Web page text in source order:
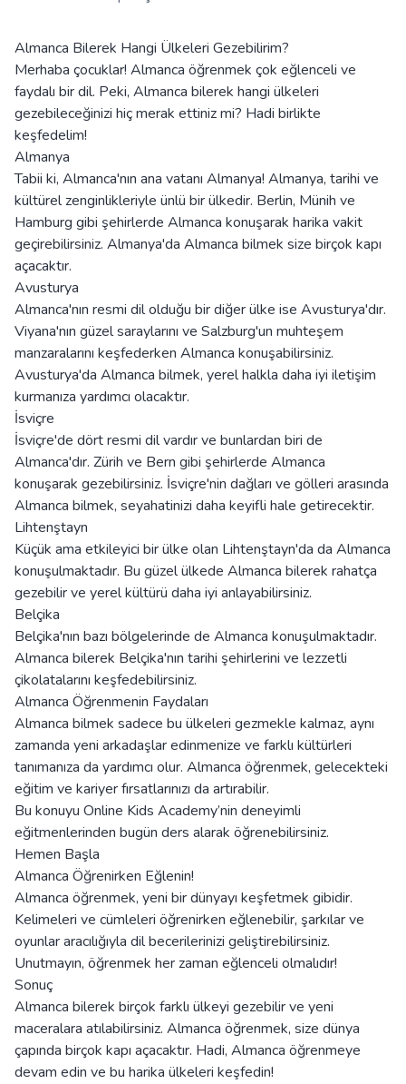
Almanca Bilerek Hangi Ülkeleri Gezebilirim?
Merhaba çocuklar! Almanca öğrenmek çok eğlenceli ve
faydalı bir dil. Peki, Almanca bilerek hangi ülkeleri
gezebileceğinizi hiç merak ettiniz mi? Hadi birlikte
keşfedelim!
Almanya
Tabii ki, Almanca'nın ana vatanı Almanya! Almanya, tarihi ve
kültürel zenginlikleriyle ünlü bir ülkedir. Berlin, Münih ve
Hamburg gibi şehirlerde Almanca konuşarak harika vakit
geçirebilirsiniz. Almanya'da Almanca bilmek size birçok kapı
açacaktır.
Avusturya
Almanca'nın resmi dil olduğu bir diğer ülke ise Avusturya'dır.
Viyana'nın güzel saraylarını ve Salzburg'un muhteşem
manzaralarını keşfederken Almanca konuşabilirsiniz.
Avusturya'da Almanca bilmek, yerel halkla daha iyi iletişim
kurmanıza yardımcı olacaktır.
İsviçre
İsviçre'de dört resmi dil vardır ve bunlardan biri de
Almanca'dır. Zürih ve Bern gibi şehirlerde Almanca
konuşarak gezebilirsiniz. İsviçre'nin dağları ve gölleri arasında
Almanca bilmek, seyahatinizi daha keyifli hale getirecektir.
Lihtenştayn
Küçük ama etkileyici bir ülke olan Lihtenştayn'da da Almanca
konuşulmaktadır. Bu güzel ülkede Almanca bilerek rahatça
gezebilir ve yerel kültürü daha iyi anlayabilirsiniz.
Belçika
Belçika'nın bazı bölgelerinde de Almanca konuşulmaktadır.
Almanca bilerek Belçika'nın tarihi şehirlerini ve lezzetli
çikolatalarını keşfedebilirsiniz.
Almanca Öğrenmenin Faydaları
Almanca bilmek sadece bu ülkeleri gezmekle kalmaz, aynı
zamanda yeni arkadaşlar edinmenize ve farklı kültürleri
tanımanıza da yardımcı olur. Almanca öğrenmek, gelecekteki
eğitim ve kariyer fırsatlarınızı da artırabilir.
Bu konuyu Online Kids Academy’nin deneyimli
eğitmenlerinden bugün ders alarak öğrenebilirsiniz.
Hemen Başla
Almanca Öğrenirken Eğlenin!
Almanca öğrenmek, yeni bir dünyayı keşfetmek gibidir.
Kelimeleri ve cümleleri öğrenirken eğlenebilir, şarkılar ve
oyunlar aracılığıyla dil becerilerinizi geliştirebilirsiniz.
Unutmayın, öğrenmek her zaman eğlenceli olmalıdır!
Sonuç
Almanca bilerek birçok farklı ülkeyi gezebilir ve yeni
maceralara atılabilirsiniz. Almanca öğrenmek, size dünya
çapında birçok kapı açacaktır. Hadi, Almanca öğrenmeye
devam edin ve bu harika ülkeleri keşfedin!